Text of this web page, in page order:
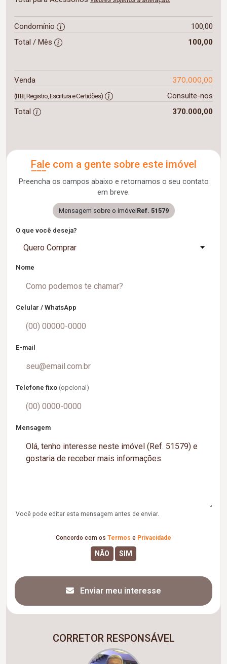
Condomínio
100,00
Total / Mês
100,00
Venda 370.000,00
(ITBI, Registro, Escritura e Certidões)
Consulte-nos
Total
370.000,00
Fale com a gente sobre este imóvel
Preencha os campos abaixo e retornamos o seu contato
em breve.
Mensagem sobre o imóvel Ref. 51579
O que você deseja?
Quero Comprar
Nome
Celular / WhatsApp
E-mail
Telefone fixo (opcional)
Mensagem
Você pode editar esta mensagem antes de enviar.
Concordo com os Termos e Privacidade
Enviar meu interesse
CORRETOR RESPONSÁVEL